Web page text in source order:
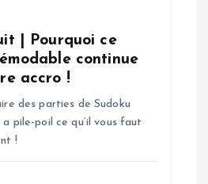
| Pourquoi ce
continue
accro !
des parties de Sudoku
pile-poil ce qu’il vous faut
!